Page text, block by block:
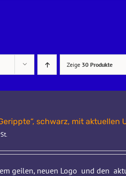
Zeige 30 Produkte
schwarz, mit
geilen, neuen Logo und den